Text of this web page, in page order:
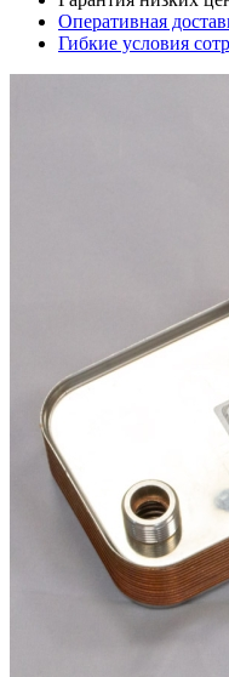
Оперативная
Гибкие условия